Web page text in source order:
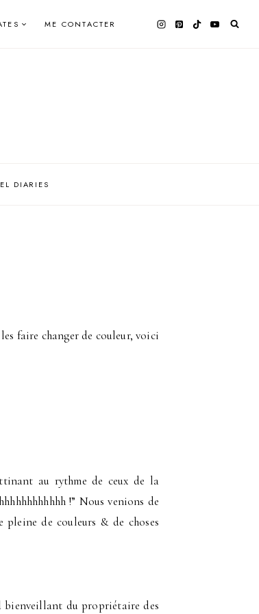
ME CONTACTER
DIARIES
faire changer de couleur, voici
au rythme de ceux de la
!” Nous venions de
de couleurs & de choses
bienveillant du propriétaire des